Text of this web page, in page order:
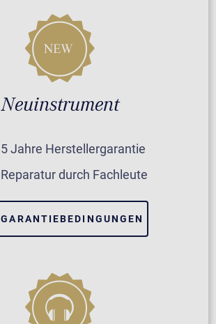
Neuinstrument
5 Jahre Herstellergarantie
Reparatur durch Fachleute
GARANTIEBEDINGUNGEN